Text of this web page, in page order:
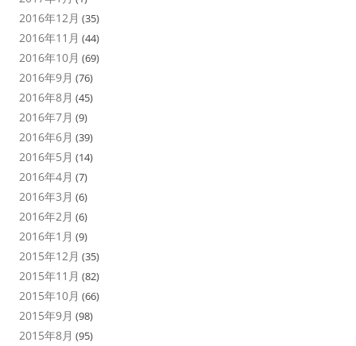
2016年12月 (35)
2016年11月 (44)
2016年10月 (69)
2016年9月 (76)
2016年8月 (45)
2016年7月 (9)
2016年6月 (39)
2016年5月 (14)
2016年4月 (7)
2016年3月 (6)
2016年2月 (6)
2016年1月 (9)
2015年12月 (35)
2015年11月 (82)
2015年10月 (66)
2015年9月 (98)
2015年8月 (95)